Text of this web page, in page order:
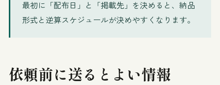
最初に「配布日」と「掲載先」を決めると、納品
形式と逆算スケジュールが決めやすくなります。
依頼前に送るとよい情報